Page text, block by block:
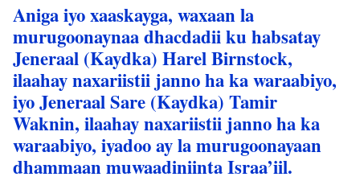
Aniga iyo xaaskayga, waxaan la
murugoonaynaa dhacdadii ku habsatay
Jeneraal (Kaydka) Harel Birnstock,
ilaahay naxariistii janno ha ka waraabiyo,
iyo Jeneraal Sare (Kaydka) Tamir
Waknin, ilaahay naxariistii janno ha ka
waraabiyo, iyadoo ay la murugoonayaan
dhammaan muwaadiniinta Israa’iil.